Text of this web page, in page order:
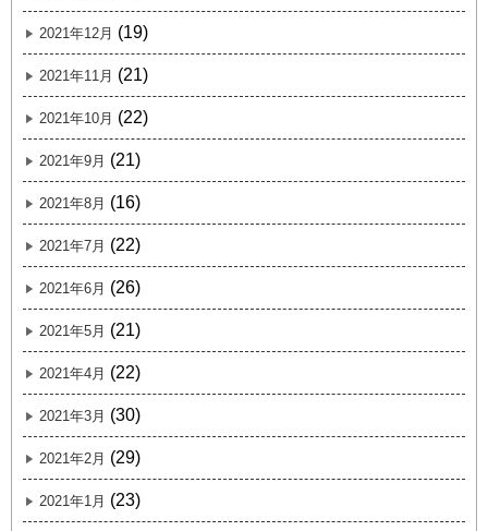
2021年12月 (19)
2021年11月 (21)
2021年10月 (22)
2021年9月 (21)
2021年8月 (16)
2021年7月 (22)
2021年6月 (26)
2021年5月 (21)
2021年4月 (22)
2021年3月 (30)
2021年2月 (29)
2021年1月 (23)